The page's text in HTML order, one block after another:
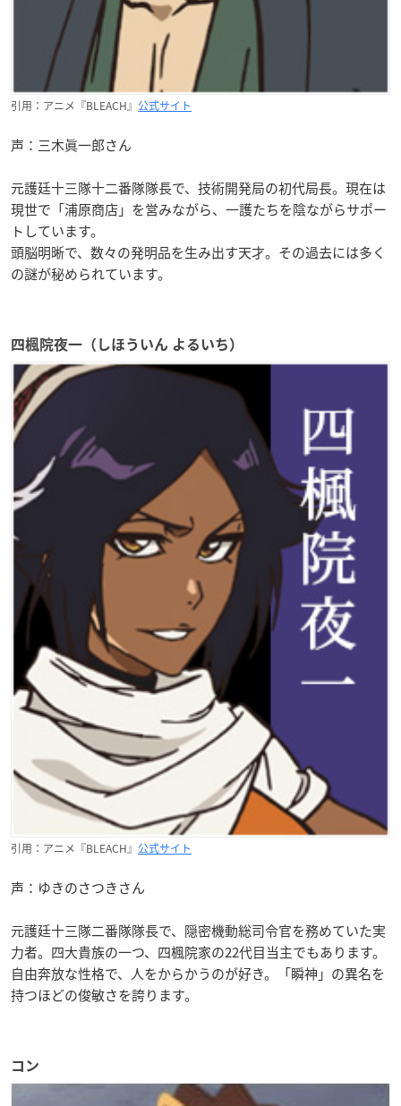
引用：アニメ『BLEACH』 公式サイト
声：三木眞一郎さん
元護廷十三隊十二番隊隊長で、技術開発局の初代局長。現在は
現世で「浦原商店」を営みながら、一護たちを陰ながらサポー
トしています。
頭脳明晰で、数々の発明品を生み出す天才。その過去には多く
の謎が秘められています。
四楓院夜一（しほういん よるいち）
引用：アニメ『BLEACH』 公式サイト
声：ゆきのさつきさん
元護廷十三隊二番隊隊長で、隠密機動総司令官を務めていた実
力者。四大貴族の一つ、四楓院家の22代目当主でもあります。
自由奔放な性格で、人をからかうのが好き。「瞬神」の異名を
持つほどの俊敏さを誇ります。
コン